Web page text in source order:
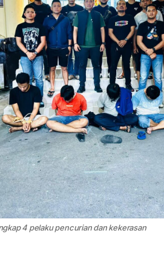
4 pelaku pencurian dan kekerasan